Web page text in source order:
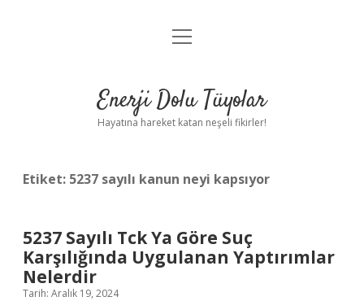
Anasayfa
Yasal Uyarı
menüyü
Enerji Dolu Tüyolar
Hayatına hareket katan neşeli fikirler!
Etiket: 5237 sayılı kanun neyi kapsıyor
5237 Sayılı Tck Ya Göre Suç
Karşılığında Uygulanan Yaptırımlar
Nelerdir
Tarih: Aralık 19, 2024